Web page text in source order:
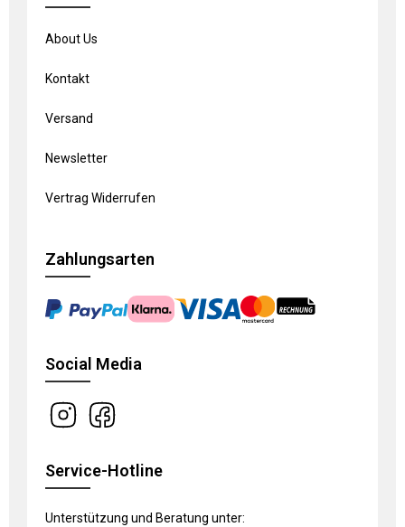
About Us
Kontakt
Versand
Newsletter
Vertrag Widerrufen
Zahlungsarten
Social Media
Service-Hotline
Unterstützung und Beratung unter: